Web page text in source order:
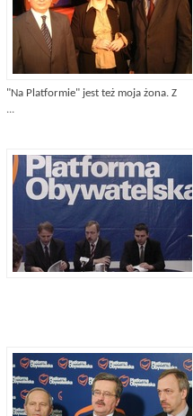
"Na Platformie" jest też moja żona. Z
...